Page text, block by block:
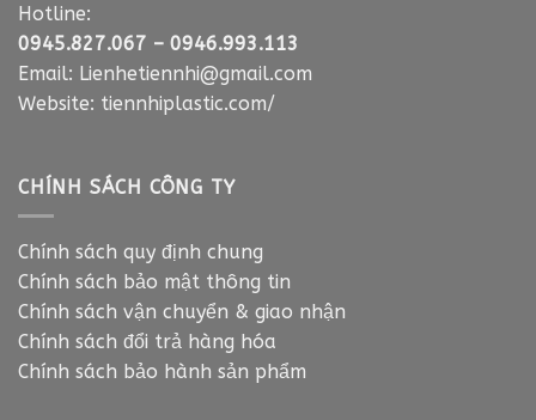
Hotline:
0945.827.067 – 0946.993.113
Email: Lienhetiennhi@gmail.com
Website: tiennhiplastic.com/
CHÍNH SÁCH CÔNG TY
Chính sách quy định chung
Chính sách bảo mật thông tin
Chính sách vận chuyển & giao nhận
Chính sách đổi trả hàng hóa
Chính sách bảo hành sản phẩm